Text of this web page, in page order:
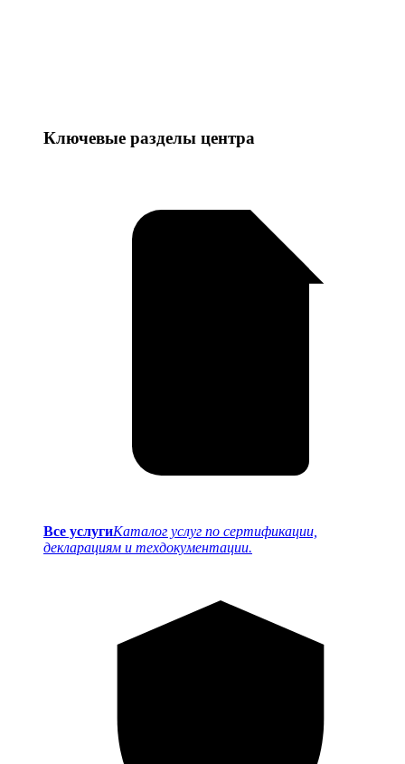
Ключевые разделы центра
Все услугиКаталог услуг по сертификации,
декларациям и техдокументации.